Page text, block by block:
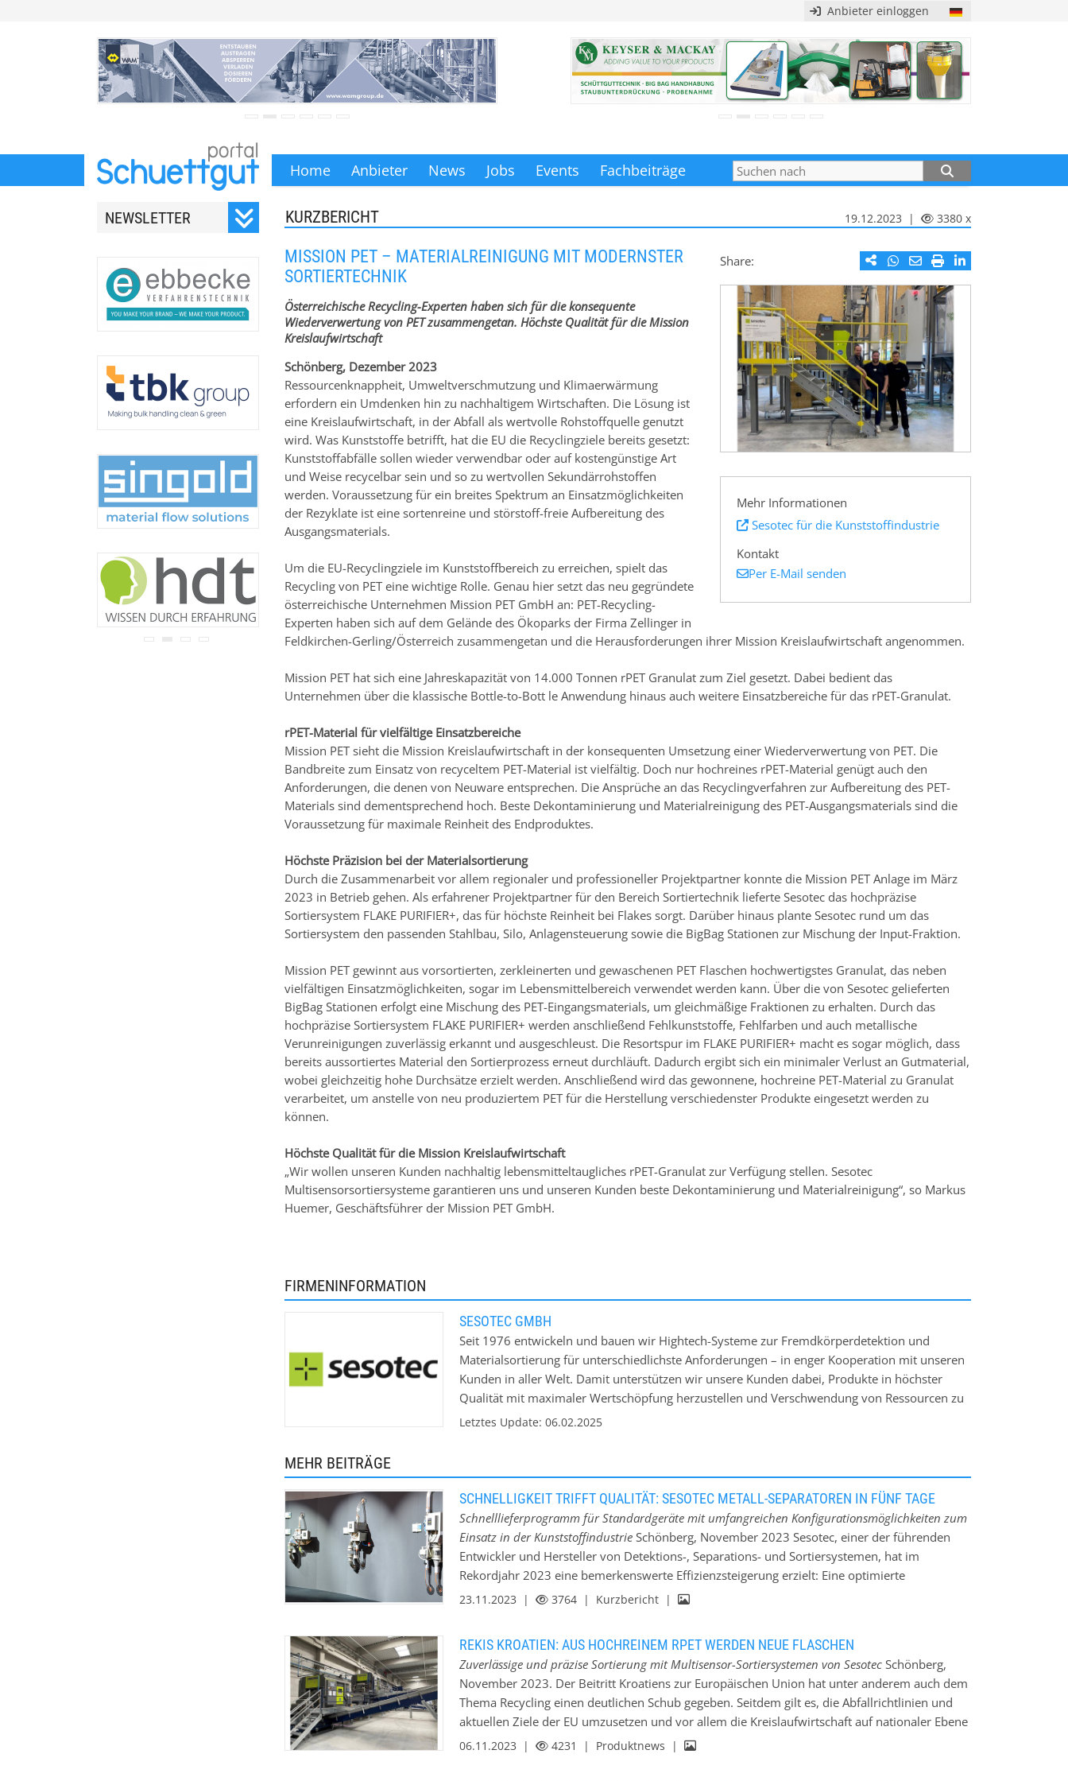
Anbieter einloggen
Home Anbieter News Jobs Events Fachbeiträge
NEWSLETTER
Newsletter.
Ihre Adresse wird nicht an
Dritte weitergegeben.
Zu unseren Datenschutz-
Bestimmungen.
KURZBERICHT 19.12.2023 | 3380 x
Share:
Mehr Informationen
Sesotec für die Kunststoffindustrie
Kontakt
Per E-Mail senden
MISSION PET – MATERIALREINIGUNG MIT MODERNSTER
SORTIERTECHNIK
Österreichische Recycling-Experten haben sich für die konsequente
Wiederverwertung von PET zusammengetan. Höchste Qualität für die Mission
Kreislaufwirtschaft
Schönberg, Dezember 2023
Ressourcenknappheit, Umweltverschmutzung und Klimaerwärmung
erfordern ein Umdenken hin zu nachhaltigem Wirtschaften. Die Lösung ist
eine Kreislaufwirtschaft, in der Abfall als wertvolle Rohstoffquelle genutzt
wird. Was Kunststoffe betrifft, hat die EU die Recyclingziele bereits gesetzt:
Kunststoffabfälle sollen wieder verwendbar oder auf kostengünstige Art
und Weise recycelbar sein und so zu wertvollen Sekundärrohstoffen
werden. Voraussetzung für ein breites Spektrum an Einsatzmöglichkeiten
der Rezyklate ist eine sortenreine und störstoff-freie Aufbereitung des
Ausgangsmaterials.
Um die EU-Recyclingziele im Kunststoffbereich zu erreichen, spielt das
Recycling von PET eine wichtige Rolle. Genau hier setzt das neu gegründete
österreichische Unternehmen Mission PET GmbH an: PET-Recycling-
Experten haben sich auf dem Gelände des Ökoparks der Firma Zellinger in
Feldkirchen-Gerling/Österreich zusammengetan und die Herausforderungen ihrer Mission Kreislaufwirtschaft angenommen.
Mission PET hat sich eine Jahreskapazität von 14.000 Tonnen rPET Granulat zum Ziel gesetzt. Dabei bedient das
Unternehmen über die klassische Bottle-to-Bott le Anwendung hinaus auch weitere Einsatzbereiche für das rPET-Granulat.
rPET-Material für vielfältige Einsatzbereiche
Mission PET sieht die Mission Kreislaufwirtschaft in der konsequenten Umsetzung einer Wiederverwertung von PET. Die
Bandbreite zum Einsatz von recyceltem PET-Material ist vielfältig. Doch nur hochreines rPET-Material genügt auch den
Anforderungen, die denen von Neuware entsprechen. Die Ansprüche an das Recyclingverfahren zur Aufbereitung des PET-
Materials sind dementsprechend hoch. Beste Dekontaminierung und Materialreinigung des PET-Ausgangsmaterials sind die
Voraussetzung für maximale Reinheit des Endproduktes.
Höchste Präzision bei der Materialsortierung
Durch die Zusammenarbeit vor allem regionaler und professioneller Projektpartner konnte die Mission PET Anlage im März
2023 in Betrieb gehen. Als erfahrener Projektpartner für den Bereich Sortiertechnik lieferte Sesotec das hochpräzise
Sortiersystem FLAKE PURIFIER+, das für höchste Reinheit bei Flakes sorgt. Darüber hinaus plante Sesotec rund um das
Sortiersystem den passenden Stahlbau, Silo, Anlagensteuerung sowie die BigBag Stationen zur Mischung der Input-Fraktion.
Mission PET gewinnt aus vorsortierten, zerkleinerten und gewaschenen PET Flaschen hochwertigstes Granulat, das neben
vielfältigen Einsatzmöglichkeiten, sogar im Lebensmittelbereich verwendet werden kann. Über die von Sesotec gelieferten
BigBag Stationen erfolgt eine Mischung des PET-Eingangsmaterials, um gleichmäßige Fraktionen zu erhalten. Durch das
hochpräzise Sortiersystem FLAKE PURIFIER+ werden anschließend Fehlkunststoffe, Fehlfarben und auch metallische
Verunreinigungen zuverlässig erkannt und ausgeschleust. Die Resortspur im FLAKE PURIFIER+ macht es sogar möglich, dass
bereits aussortiertes Material den Sortierprozess erneut durchläuft. Dadurch ergibt sich ein minimaler Verlust an Gutmaterial,
wobei gleichzeitig hohe Durchsätze erzielt werden. Anschließend wird das gewonnene, hochreine PET-Material zu Granulat
verarbeitet, um anstelle von neu produziertem PET für die Herstellung verschiedenster Produkte eingesetzt werden zu
können.
Höchste Qualität für die Mission Kreislaufwirtschaft
„Wir wollen unseren Kunden nachhaltig lebensmitteltaugliches rPET-Granulat zur Verfügung stellen. Sesotec
Multisensorsortiersysteme garantieren uns und unseren Kunden beste Dekontaminierung und Materialreinigung“, so Markus
Huemer, Geschäftsführer der Mission PET GmbH.
FIRMENINFORMATION
SESOTEC GMBH
Seit 1976 entwickeln und bauen wir Hightech-Systeme zur Fremdkörperdetektion und
Materialsortierung für unterschiedlichste Anforderungen – in enger Kooperation mit unseren
Kunden in aller Welt. Damit unterstützen wir unsere Kunden dabei, Produkte in höchster
Qualität mit maximaler Wertschöpfung herzustellen und Verschwendung von Ressourcen zu
vermeiden. Weltweit. Massgeschneidert. Zuverlässig.
Letztes Update: 06.02.2025
MEHR BEITRÄGE
SCHNELLIGKEIT TRIFFT QUALITÄT: SESOTEC METALL-SEPARATOREN IN FÜNF TAGE
Schnelllieferprogramm für Standardgeräte mit umfangreichen Konfigurationsmöglichkeiten zum
Einsatz in der Kunststoffindustrie Schönberg, November 2023 Sesotec, einer der führenden
Entwickler und Hersteller von Detektions-, Separations- und Sortiersystemen, hat im
Rekordjahr 2023 eine bemerkenswerte Effizienzsteigerung erzielt: Eine optimierte
Ausrichtung der Produktionsprozesse, u.a. durch Lean-Methoden, macht es möglich, die
produzieren. Sesotec COO Stefan Feldmeier kommentiert: „Das Schnelllieferprogramm, das
in der Branche einmalig ist, spiegelt nicht nur die ständige Weiterentwicklung unseres
Unternehmens wider, sondern auch die jahrzehntelange Erfahrung und die umfassende
Kompetenz unserer Mitarbeiterinnen und Mitarbeiter. Die Kombination aller Faktoren ist die
Basis für unseren Erfolg.“ Mit dieser Leistung betont Sesotec seine Marktführerschaft und
Zuverlässigkeit in der Kunststoffindustrie. ”Sollten…
23.11.2023 | 3764 | Kurzbericht |
REKIS KROATIEN: AUS HOCHREINEM RPET WERDEN NEUE FLASCHEN
Zuverlässige und präzise Sortierung mit Multisensor-Sortiersystemen von Sesotec Schönberg,
November 2023. Der Beitritt Kroatiens zur Europäischen Union hat unter anderem auch dem
Thema Recycling einen deutlichen Schub gegeben. Seitdem gilt es, die Abfallrichtlinien und
aktuellen Ziele der EU umzusetzen und vor allem die Kreislaufwirtschaft auf nationaler Ebene
voranzutreiben. Mit dem EU-Ziel, bis 2035 mehr als 65 Prozent der anfallenden
06.11.2023 | 4231 | Produktnews |